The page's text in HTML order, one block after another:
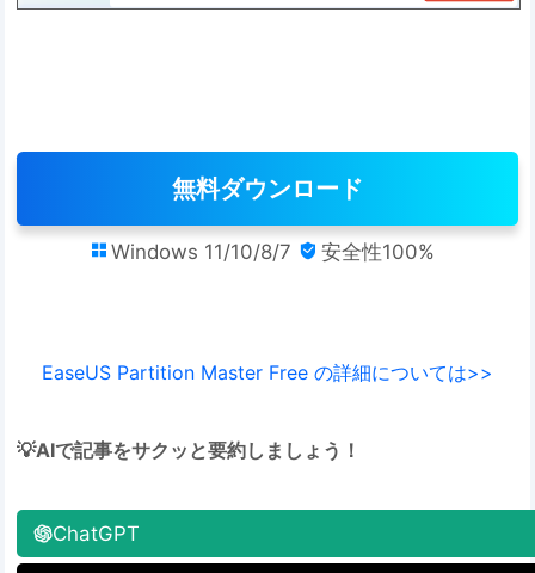
無料ダウンロード
 Windows 11/10/8/7  安全性100%
EaseUS Partition Master Free の詳細については>>
💡AIで記事をサクッと要約しましょう！
ChatGPT